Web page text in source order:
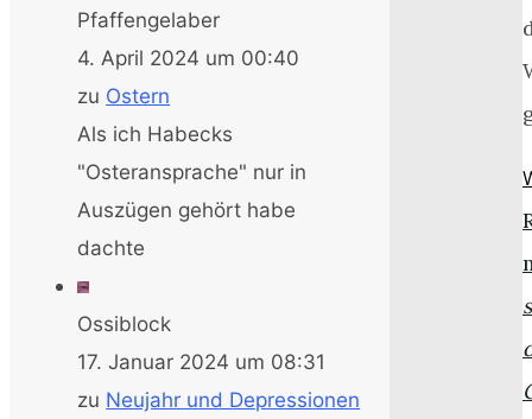
Pfaffengelaber
4. April 2024 um 00:40
zu Ostern
Als ich Habecks
"Osteransprache" nur in
Auszügen gehört habe
dachte
Ossiblock
17. Januar 2024 um 08:31
zu Neujahr und Depressionen